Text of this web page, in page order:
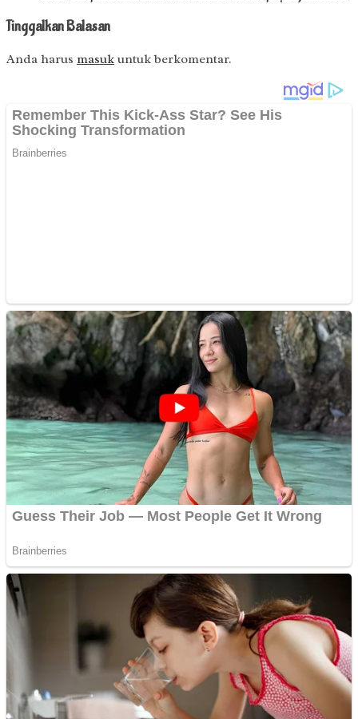
Tinggalkan Balasan
Anda harus masuk untuk berkomentar.